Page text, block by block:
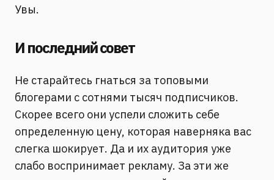
Увы.
И последний совет
Не старайтесь гнаться за топовыми
блогерами с сотнями тысяч подписчиков.
Скорее всего они успели сложить себе
определенную цену, которая наверняка вас
слегка шокирует. Да и их аудитория уже
слабо воспринимает рекламу. За эти же